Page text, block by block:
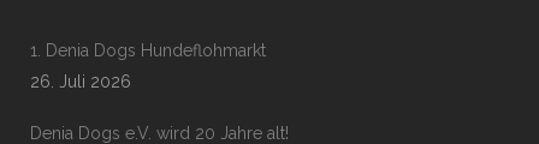
1. Denia Dogs Hundeflohmarkt
26. Juli 2026
Denia Dogs e.V. wird 20 Jahre alt!